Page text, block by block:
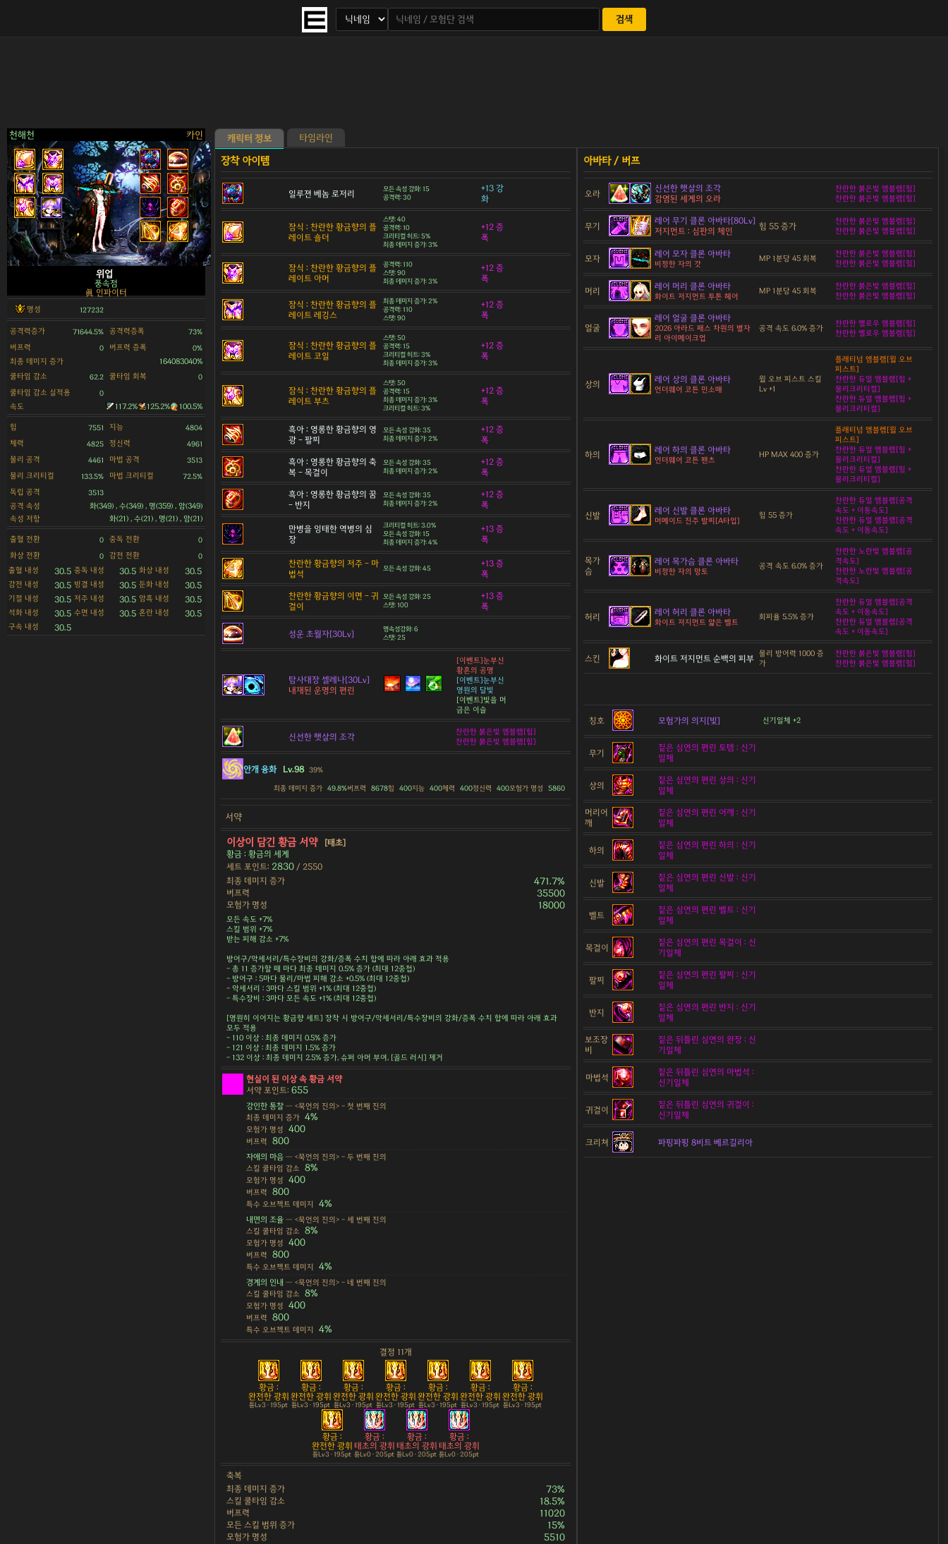
검색
천해천 카인
>
위업
풍속점
眞 인파이터
명성 127232
공격력증가 71644.5% 공격력증폭 73%
버프력 0 버프력 증폭 0%
최종 데미지 증가
164083040%
쿨타임 감소
62.2 쿨타임 회복 0
쿨타임 감소 실적용 0
속도 117.2% 125.2% 100.5%
힘 7551 지능 4804
체력 4825 정신력 4961
물리 공격 4461 마법 공격 3513
물리 크리티컬 133.5% 마법 크리티컬 72.5%
독립 공격 3513
공격 속성
화(349) , 수(349) , 명(359) , 암(349)
속성 저항
화(21) , 수(21) , 명(21) , 암(21)
출혈 전환 0 중독 전환 0
화상 전환 0 감전 전환 0
출혈 내성 30.5 중독 내성 30.5 화상 내성 30.5
감전 내성 30.5 빙결 내성 30.5 둔화 내성 30.5
기절 내성 30.5 저주 내성 30.5 암흑 내성 30.5
석화 내성 30.5 수면 내성 30.5 혼란 내성 30.5
구속 내성 30.5
캐릭터 정보 타임라인
일루젼 베놈 로저리
모든 속성 강화: 15
공격력: 30
+13 강
화
잠식 : 찬란한 황금향의 플
레이트 숄더
스탯: 40
공격력: 10
크리티컬 히트: 5%
최종 데미지 증가: 3%
+12 증
폭
잠식 : 찬란한 황금향의 플
레이트 아머
공격력: 110
스탯: 90
최종 데미지 증가: 3%
+12 증
폭
잠식 : 찬란한 황금향의 플
레이트 레깅스
최종 데미지 증가: 2%
공격력: 110
스탯: 90
+12 증
폭
잠식 : 찬란한 황금향의 플
레이트 코일
스탯: 50
공격력: 15
크리티컬 히트: 3%
최종 데미지 증가: 3%
+12 증
폭
잠식 : 찬란한 황금향의 플
레이트 부츠
스탯: 50
공격력: 15
최종 데미지 증가: 3%
크리티컬 히트: 3%
+12 증
폭
흑아 : 영롱한 황금향의 영
광 - 팔찌
모든 속성 강화: 35
최종 데미지 증가: 2%
+12 증
폭
흑아 : 영롱한 황금향의 축
복 - 목걸이
모든 속성 강화: 35
최종 데미지 증가: 2%
+12 증
폭
흑아 : 영롱한 황금향의 꿈
- 반지
모든 속성 강화: 35
최종 데미지 증가: 2%
+12 증
폭
만병을 잉태한 역병의 심
장
크리티컬 히트: 3.0%
모든 속성 강화: 15
최종 데미지 증가: 4%
+13 증
폭
찬란한 황금향의 저주 - 마
법석
모든 속성 강화: 45
+13 증
폭
찬란한 황금향의 이면 - 귀
걸이
모든 속성 강화: 25
스탯: 100
+13 증
폭
성운 초월자[30Lv]
명속성강화: 6
스탯: 25
탐사대장 셀레나[30Lv]
내재된 운명의 편린
[이벤트]눈부신
황혼의 공명
[이벤트]눈부신
영원의 달빛
[이벤트]빛을 머
금은 이슬
신선한 햇살의 조각
찬란한 붉은빛 엠블렘[힘]
찬란한 붉은빛 엠블렘[힘]
안개 융화 Lv.98 39%
최종 데미지 증가 49.8%버프력 8678힘 400지능 400체력 400정신력 400모험가 명성 5860
서약
이상이 담긴 황금 서약
[태초]
황금 : 황금의 세계
세트 포인트: 2830 / 2550
최종 데미지 증가
471.7%
버프력 35500
모험가 명성 18000
모든 속도 +7%
스킬 범위 +7%
받는 피해 감소 +7%
방어구/악세서리/특수장비의 강화/증폭 수치 합에 따라 아래 효과 적용
- 총 11 증가할 때 마다 최종 데미지 0.5% 증가 (최대 12중첩)
- 방어구 : 5마다 물리/마법 피해 감소 +0.5% (최대 12중첩)
- 악세서리 : 3마다 스킬 범위 +1% (최대 12중첩)
- 특수장비 : 3마다 모든 속도 +1% (최대 12중첩)
[영원히 이어지는 황금향 세트] 장착 시 방어구/악세서리/특수장비의 강화/증폭 수치 합에 따라 아래 효과
모두 적용
- 110 이상 : 최종 데미지 0.5% 증가
- 121 이상 : 최종 데미지 1.5% 증가
- 132 이상 : 최종 데미지 2.5% 증가, 슈퍼 아머 부여, [골드 러시] 제거
현실이 된 이상 속 황금 서약
서약 포인트: 655
강인한 통찰 — <묵언의 진의> - 첫 번째 진의
최종 데미지 증가 4%
모험가 명성 400
버프력 800
자애의 마음 — <묵언의 진의> - 두 번째 진의
스킬 쿨타임 감소 8%
모험가 명성 400
버프력 800
특수 오브젝트 데미지 4%
내면의 조율 — <묵언의 진의> - 세 번째 진의
스킬 쿨타임 감소 8%
모험가 명성 400
버프력 800
특수 오브젝트 데미지 4%
경계의 인내 — <묵언의 진의> - 네 번째 진의
스킬 쿨타임 감소 8%
모험가 명성 400
버프력 800
특수 오브젝트 데미지 4%
결정 11개
황금 :
완전한 광휘
튠Lv3 · 195pt
황금 :
완전한 광휘
튠Lv3 · 195pt
황금 :
완전한 광휘
튠Lv3 · 195pt
황금 :
완전한 광휘
튠Lv3 · 195pt
황금 :
완전한 광휘
튠Lv3 · 195pt
황금 :
완전한 광휘
튠Lv3 · 195pt
황금 :
완전한 광휘
튠Lv3 · 195pt
황금 :
완전한 광휘
튠Lv3 · 195pt
황금 :
태초의 광휘
튠Lv0 · 205pt
황금 :
태초의 광휘
튠Lv0 · 205pt
황금 :
태초의 광휘
튠Lv0 · 205pt
축복
최종 데미지 증가
73%
스킬 쿨타임 감소 18.5%
버프력 11020
모든 스킬 범위 증가 15%
모험가 명성 5510
오라
신선한 햇살의 조각
감염된 세계의 오라
찬란한 붉은빛 엠블렘[힘]
찬란한 붉은빛 엠블렘[힘]
무기
레어 무기 클론 아바타[80Lv]
저지먼트 : 심판의 체인
힘 55 증가
찬란한 붉은빛 엠블렘[힘]
찬란한 붉은빛 엠블렘[힘]
모자 레어 모자 클론 아바타
비정한 자의 갓
MP 1분당 45 회복
찬란한 붉은빛 엠블렘[힘]
찬란한 붉은빛 엠블렘[힘]
머리 레어 머리 클론 아바타
화이트 저지먼트 투톤 헤어
MP 1분당 45 회복
찬란한 붉은빛 엠블렘[힘]
찬란한 붉은빛 엠블렘[힘]
얼굴
레어 얼굴 클론 아바타
2026 아라드 패스 차원의 별자
리 아이메이크업
공격 속도 6.0% 증가
찬란한 옐로우 엠블렘[힘]
찬란한 옐로우 엠블렘[힘]
상의 레어 상의 클론 아바타
언더웨어 코튼 민소매
윌 오브 피스트 스킬
Lv +1
플래티넘 엠블렘[윌 오브
피스트]
찬란한 듀얼 엠블렘[힘 +
물리크리티컬]
찬란한 듀얼 엠블렘[힘 +
물리크리티컬]
하의 레어 하의 클론 아바타
언더웨어 코튼 팬츠
HP MAX 400 증가
플래티넘 엠블렘[윌 오브
피스트]
찬란한 듀얼 엠블렘[힘 +
물리크리티컬]
찬란한 듀얼 엠블렘[힘 +
물리크리티컬]
신발 레어 신발 클론 아바타
머메이드 진주 발찌[A타입]
힘 55 증가
찬란한 듀얼 엠블렘[공격
속도 + 이동속도]
찬란한 듀얼 엠블렘[공격
속도 + 이동속도]
목가
슴
레어 목가슴 클론 아바타
비정한 자의 망토
공격 속도 6.0% 증가
찬란한 노란빛 엠블렘[공
격속도]
찬란한 노란빛 엠블렘[공
격속도]
허리 레어 허리 클론 아바타
화이트 저지먼트 얇은 벨트
회피율 5.5% 증가
찬란한 듀얼 엠블렘[공격
속도 + 이동속도]
찬란한 듀얼 엠블렘[공격
속도 + 이동속도]
스킨 화이트 저지먼트 순백의 피부 물리 방어력 1000 증
가
찬란한 붉은빛 엠블렘[힘]
찬란한 붉은빛 엠블렘[힘]
칭호 모험가의 의지[빛] 신기일체 +2
무기
짙은 심연의 편린 토템 : 신기
일체
상의
짙은 심연의 편린 상의 : 신기
일체
머리어
깨
짙은 심연의 편린 어깨 : 신기
일체
하의
짙은 심연의 편린 하의 : 신기
일체
신발
짙은 심연의 편린 신발 : 신기
일체
벨트
짙은 심연의 편린 벨트 : 신기
일체
목걸이
짙은 심연의 편린 목걸이 : 신
기일체
팔찌
짙은 심연의 편린 팔찌 : 신기
일체
반지
짙은 심연의 편린 반지 : 신기
일체
보조장
비
짙은 뒤틀린 심연의 완장 : 신
기일체
마법석
짙은 뒤틀린 심연의 마법석 :
신기일체
귀걸이
짙은 뒤틀린 심연의 귀걸이 :
신기일체
크리쳐 파핑파핑 8비트 베르길리아